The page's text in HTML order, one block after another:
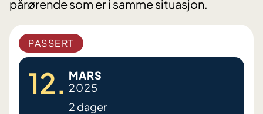
pårørende som er i samme situasjon.
PASSERT
12. MARS
2025
2 dager